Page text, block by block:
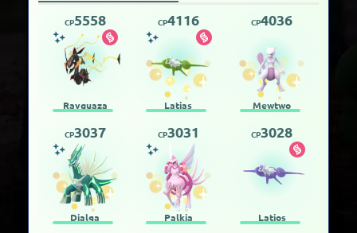
CP5558
Rayquaza
CP4116
Latias
CP4036
Mewtwo
CP3037
Dialga
CP3031
Palkia
CP3028
Latios